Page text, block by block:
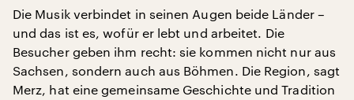
Die Musik verbindet in seinen Augen beide Länder –
und das ist es, wofür er lebt und arbeitet. Die
Besucher geben ihm recht: sie kommen nicht nur aus
Sachsen, sondern auch aus Böhmen. Die Region, sagt
Merz, hat eine gemeinsame Geschichte und Tradition